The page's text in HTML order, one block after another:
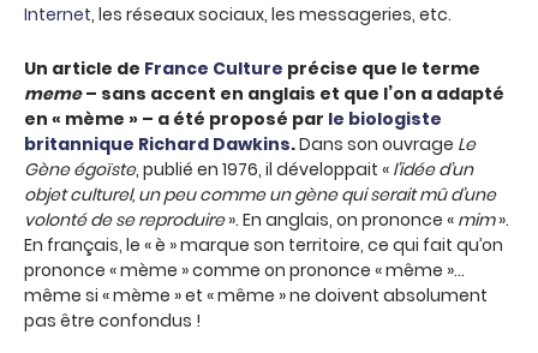
Internet, les réseaux sociaux, les messageries, etc.
Un article de France Culture précise que le terme
meme– sans accent en anglais et que l’on a adapté
en « mème » – a été proposé par le biologiste
britannique Richard Dawkins.Dans son ouvrage Le
Gène égoïste, publié en 1976, il développait « l’idée d’un
objet culturel, un peu comme un gène qui serait mû d’une
volonté de se reproduire». En anglais, on prononce « mim».
En français, le « è » marque son territoire, ce qui fait qu’on
prononce « mème » comme on prononce « même »…
même si « mème » et « même » ne doivent absolument
pas être confondus !